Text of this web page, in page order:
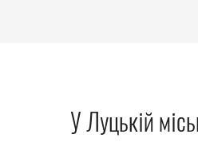
У Луцькій